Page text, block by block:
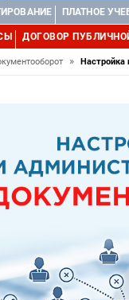
КУРСЫ ДЛЯ
ПРОЕКТАМИ
ПЛАТНОЕ
ДОГОВОР
» Настройка